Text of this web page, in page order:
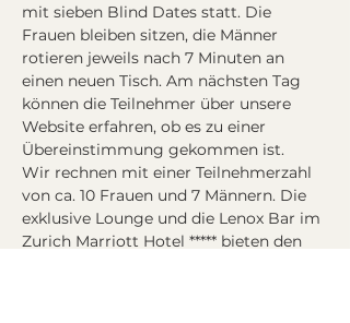
mit sieben Blind Dates statt. Die
Frauen bleiben sitzen, die Männer
rotieren jeweils nach 7 Minuten an
einen neuen Tisch. Am nächsten Tag
können die Teilnehmer über unsere
Website erfahren, ob es zu einer
Übereinstimmung gekommen ist.
Wir rechnen mit einer Teilnehmerzahl
von ca. 10 Frauen und 7 Männern. Die
exklusive Lounge und die Lenox Bar im
Zurich Marriott Hotel ***** bieten den